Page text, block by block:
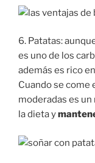
6. Patatas:
es uno de los
además es rico
Cuando se come
moderadas es
la dieta y